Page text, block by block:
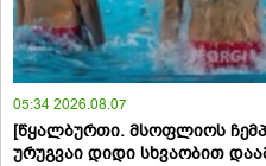
05:34 2026.08.07
[წყალბურთი. მსოფლიოს
ურუგვაი დიდი სხვაობით